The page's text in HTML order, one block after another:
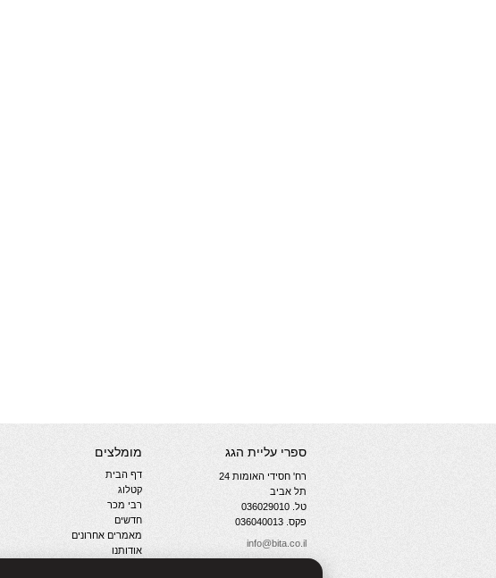
ספרי עליית הגג
רח' חסידי האומות 24
תל אביב
טל. 036029010
פקס. 036040013
info@bita.co.il
מומלצים
דף הבית
קטלוג
רבי מכר
חדשים
מאמרים אחרונים
אודותנו